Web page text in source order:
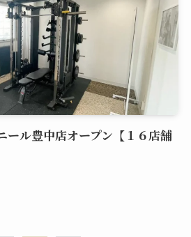
ール豊中店オープン【１６店舗